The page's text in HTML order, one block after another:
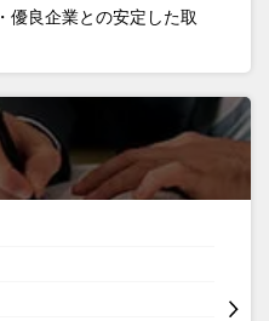
優良企業との安定した取